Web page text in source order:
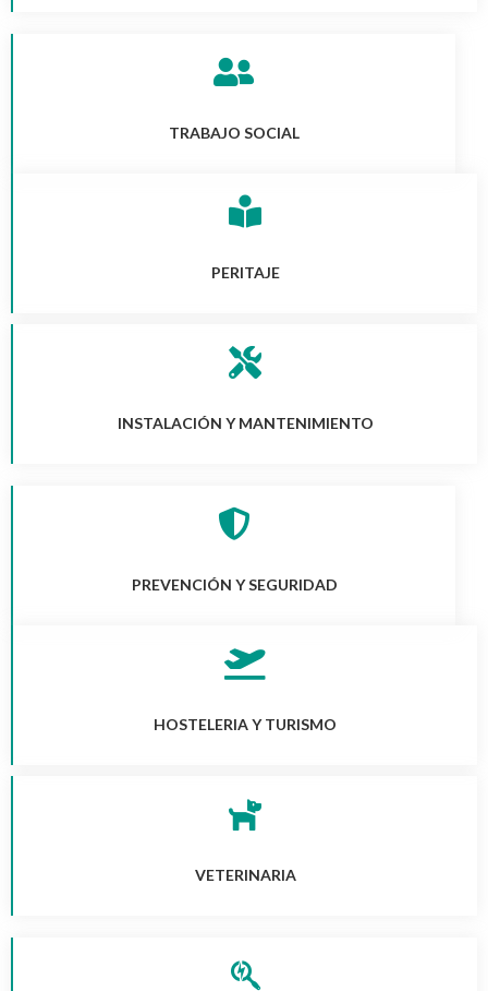
TRABAJO SOCIAL
PERITAJE
INSTALACIÓN Y MANTENIMIENTO
PREVENCIÓN Y SEGURIDAD
HOSTELERIA Y TURISMO
VETERINARIA